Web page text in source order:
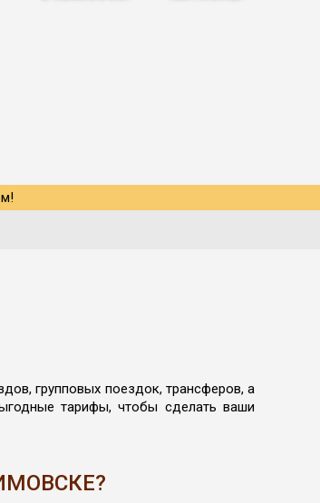
групповых поездок, трансферов, а
тарифы, чтобы сделать ваши